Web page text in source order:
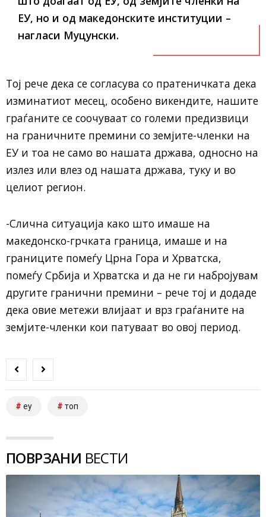
ЕУ, но и од македонските институции –
нагласи Муцунски.
Тој рече дека се согласува со пратеничката дека
изминатиот месец, особено викендите, нашите
граѓаните се соочуваат со големи предизвици
на граничните премини со земјите-членки на
ЕУ и тоа не само во нашата држава, односно на
излез или влез од нашата држава, туку и во
целиот регион.
-Слична ситуација како што имаше на
македонско-грчката граница, имаше и на
границите помеѓу Црна Гора и Хрватска,
помеѓу Србија и Хрватска и да не ги набројувам
другите гранични премини – рече тој и додаде
дека овие метежи влијаат и врз граѓаните на
земјите-членки кои патуваат во овој период.
еу топ
ПОВРЗАНИ ВЕСТИ